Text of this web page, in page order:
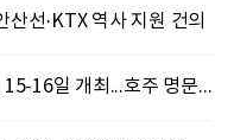
산선·KTX 역사 지원 건의
제45회 코엑스 호주유학박람회, 8월 15-16일 개최...호주 명문대 장학금 및 유학 상담 제공